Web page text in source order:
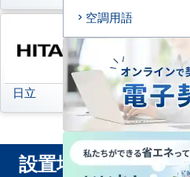
日立 三菱重工
設置場所 から業
空調用語